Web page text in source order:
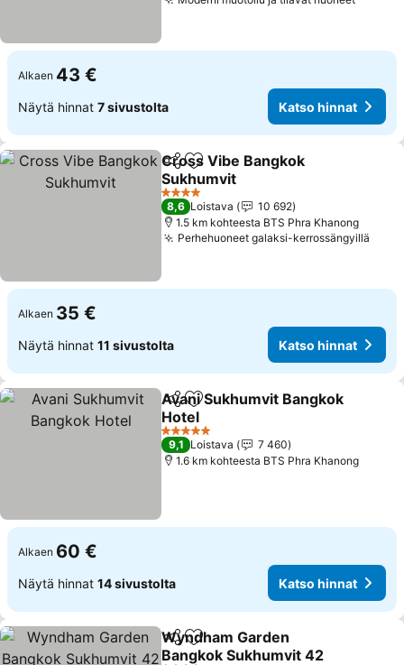
Alkaen 43 €
Näytä hinnat 7 sivustolta Katso hinnat
Jaa Lisää suosikkeihin
Cross Vibe Bangkok
Sukhumvit
4 Tähtiluokitus
8,6 Loistava
10 692
1.5 km kohteesta BTS Phra Khanong
Perhehuoneet galaksi-kerrossängyillä
Alkaen 35 €
Näytä hinnat 11 sivustolta Katso hinnat
Jaa Lisää suosikkeihin
Avani Sukhumvit Bangkok
Hotel
5 Tähtiluokitus
9,1 Loistava
7 460
1.6 km kohteesta BTS Phra Khanong
Alkaen 60 €
Näytä hinnat 14 sivustolta Katso hinnat
Jaa Lisää suosikkeihin
Wyndham Garden
Bangkok Sukhumvit 42